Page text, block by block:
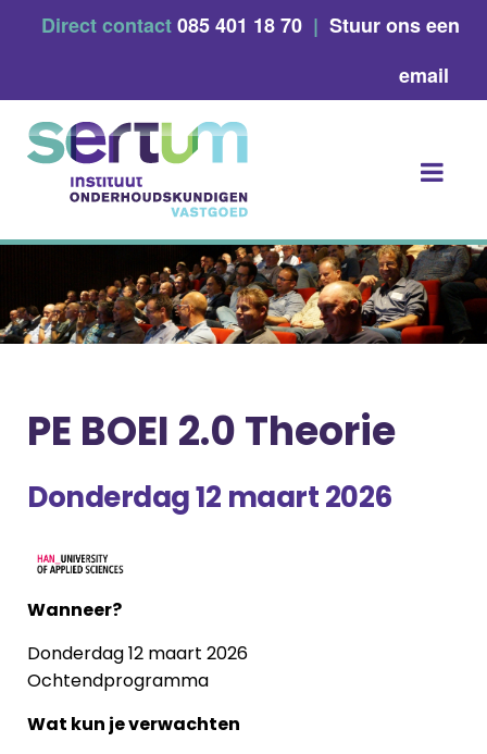
Direct contact085 401 18 70 | Stuur ons een
email
PE BOEI 2.0 Theorie
Donderdag 12 maart 2026
Wanneer?
Donderdag 12 maart 2026
Ochtendprogramma
Wat kun je verwachten